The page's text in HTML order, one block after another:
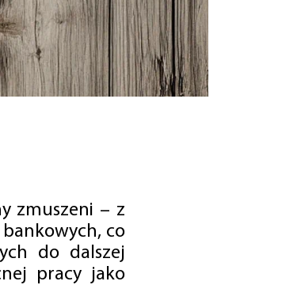
zmuszeni – z
co
do dalszej
pracy jako